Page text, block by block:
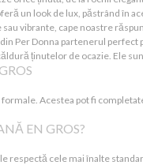
un look de lux, păstrând în
vibrante, cape noastre
Per Donna partenerul perfect
ținutelor de ocazie. Ele
formale. Acestea pot fi
EN GROS?
respectă cele mai înalte